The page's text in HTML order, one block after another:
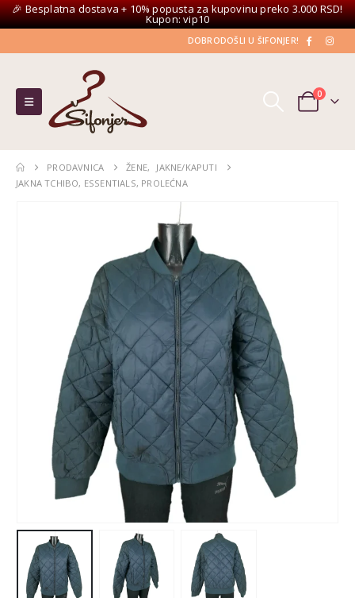
🎉 Besplatna dostava + 10% popusta za kupovinu preko 3.000 RSD!
Kupon: vip10
DOBRODOŠLI U ŠIFONJER!
0
PRODAVNICA ŽENE,
JAKNE/KAPUTI
JAKNA TCHIBO, ESSENTIALS, PROLEĆNA